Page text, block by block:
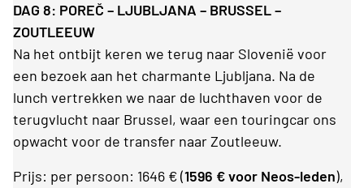
DAG 8: POREČ – LJUBLJANA – BRUSSEL –
ZOUTLEEUW
Na het ontbijt keren we terug naar Slovenië voor
een bezoek aan het charmante Ljubljana. Na de
lunch vertrekken we naar de luchthaven voor de
terugvlucht naar Brussel, waar een touringcar ons
opwacht voor de transfer naar Zoutleeuw.
Prijs: per persoon: 1646 € (1596 € voor Neos-leden),